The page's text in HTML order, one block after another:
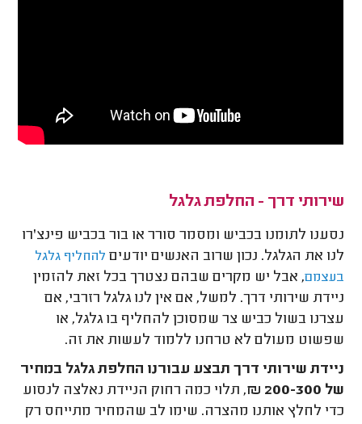
שירותי דרך - החלפת גלגל
נסענו לתומנו בכביש ומסמר סורר או בור בכביש פינצ'רו
לנו את הגלגל. נכון שרוב האנשים יודעים להחליף גלגל
בעצמם, אבל יש מקרים שבהם נצטרך בכל זאת להזמין
ניידת שירותי דרך. למשל, אם אין לנו גלגל רזרבי, אם
עצרנו בשול כביש צר שמסוכן להחליף בו גלגל, או
שפשוט מעולם לא טרחנו ללמוד לעשות את זה.
ניידת שירותי דרך תבצע עבורנו החלפת גלגל במחיר
של 200-300 ₪
, תלוי כמה רחוק הניידת נאלצה לנסוע
כדי לחלץ אותנו מהצרה. שימו לב שהמחיר מתייחס רק